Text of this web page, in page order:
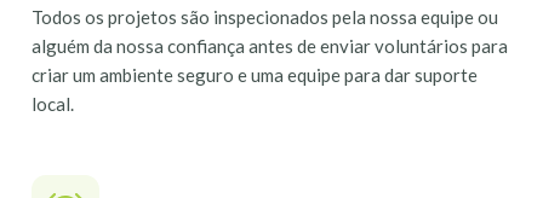
Todos os projetos são inspecionados pela nossa equipe ou
alguém da nossa confiança antes de enviar voluntários para
criar um ambiente seguro e uma equipe para dar suporte
local.